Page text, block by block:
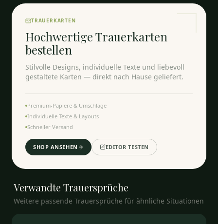
TRAUERKARTEN
Hochwertige Trauerkarten
bestellen
Stilvolle Designs, individuelle Texte und liebevoll
gestaltete Karten — direkt nach Hause geliefert.
Premium-Papiere & Umschläge
Individuelle Texte & Layouts
Schneller Versand
SHOP ANSEHEN EDITOR TESTEN
Verwandte Trauersprüche
Weitere passende Trauersprüche für ähnliche Situationen